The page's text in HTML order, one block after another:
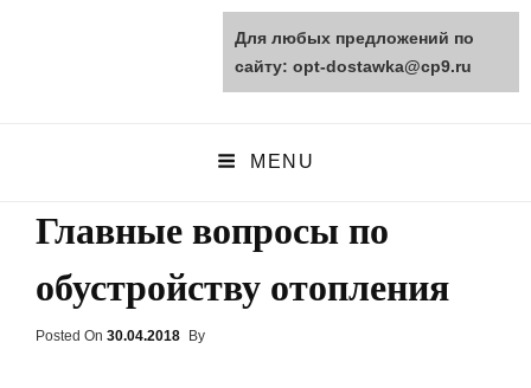
opt-dostawka.ru
MENU
Главные вопросы по
обустройству отопления
Posted On Posted
30.04.2018 By
Для любых предложений по
сайту: opt-dostawka@cp9.ru